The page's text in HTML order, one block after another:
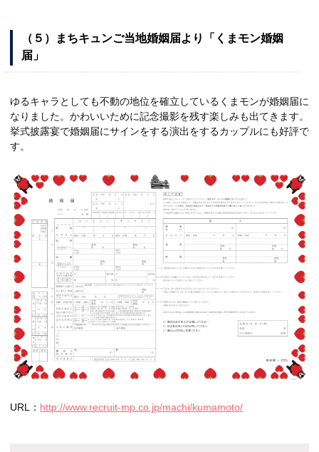
（５）まちキュンご当地婚姻届より「くまモン婚姻
届」
ゆるキャラとしても不動の地位を確立しているくまモンが婚姻届に
なりました。かわいいために記念撮影を残す楽しみも出てきます。
挙式披露宴で婚姻届にサインをする演出をするカップルにも好評で
す。
URL： http://www.recruit-mp.co.jp/machi/kumamoto/